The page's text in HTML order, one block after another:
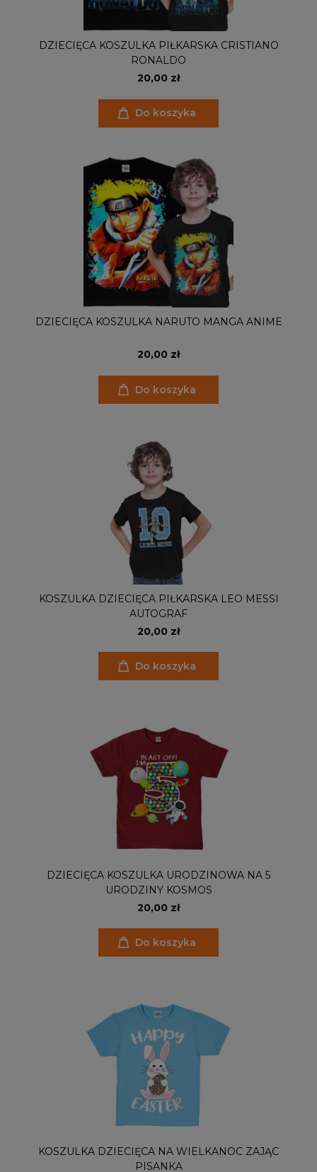
DZIECIĘCA KOSZULKA PIŁKARSKA CRISTIANO
RONALDO
20,00 zł
Do koszyka
DZIECIĘCA KOSZULKA NARUTO MANGA ANIME
20,00 zł
Do koszyka
KOSZULKA DZIECIĘCA PIŁKARSKA LEO MESSI
AUTOGRAF
20,00 zł
Do koszyka
DZIECIĘCA KOSZULKA URODZINOWA NA 5
URODZINY KOSMOS
20,00 zł
Do koszyka
KOSZULKA DZIECIĘCA NA WIELKANOC ZAJĄC
PISANKA